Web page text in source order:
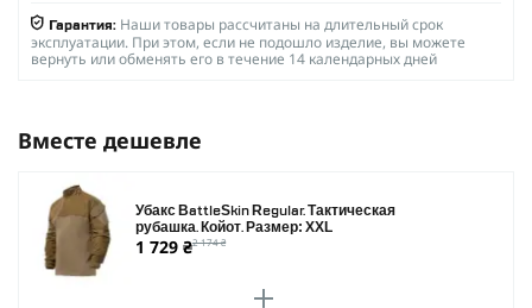
Гарантия: Наши товары рассчитаны на длительный срок
эксплуатации. При этом, если не подошло изделие, вы можете
вернуть или обменять его в течение 14 календарных дней
Вместе дешевле
Убакс BattleSkin Regular. Тактическая
рубашка. Койот. Размер: XXL
1 729 ₴2 174 ₴